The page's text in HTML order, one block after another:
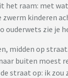
het raam: met
kinderen
zie je
midden op
buiten moest
straat op: ik